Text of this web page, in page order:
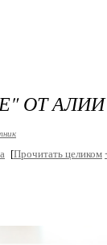
ОТ АЛИИ
[Прочитать целиком